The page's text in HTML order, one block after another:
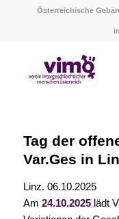
Österreichische
Tag der
Var.Ges in
Linz. 06.10.2025
Am 24.10.2025lädt